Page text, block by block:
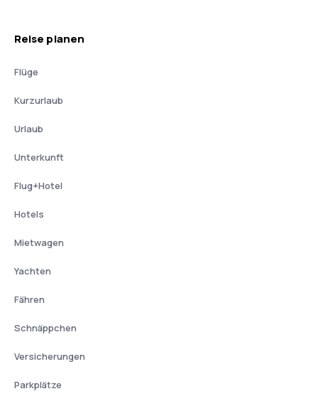
Reise planen
Flüge
Kurzurlaub
Urlaub
Unterkunft
Flug+Hotel
Hotels
Mietwagen
Yachten
Fähren
Schnäppchen
Versicherungen
Parkplätze